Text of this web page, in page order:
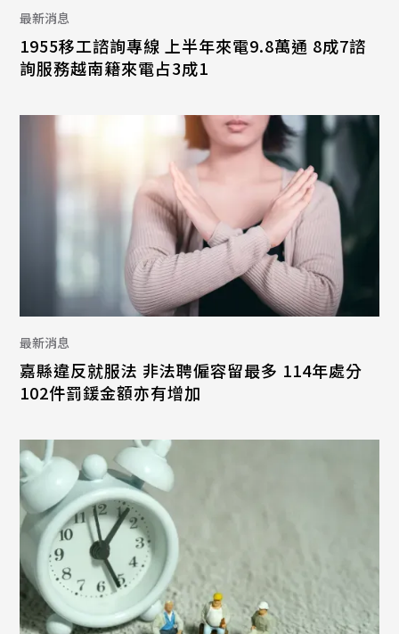
最新消息
1955移工諮詢專線 上半年來電9.8萬通 8成7諮
詢服務越南籍來電占3成1
最新消息
嘉縣違反就服法 非法聘僱容留最多 114年處分
102件罰鍰金額亦有增加